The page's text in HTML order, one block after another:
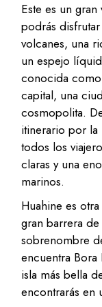
Este es un
podrás
volcanes, una
un espejo
conocida
capital, una
cosmopolita.
itinerario por la
todos los
claras y una
marinos.
Huahine es
gran barrera
sobrenombre
encuentra
isla más bella
encontrarás en